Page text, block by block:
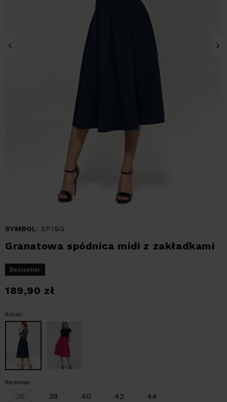
SYMBOL: SP78G
Granatowa spódnica midi z zakładkami
Bestseller
189,90 zł
Kolor:
Rozmiar:
36 38 40 42 44